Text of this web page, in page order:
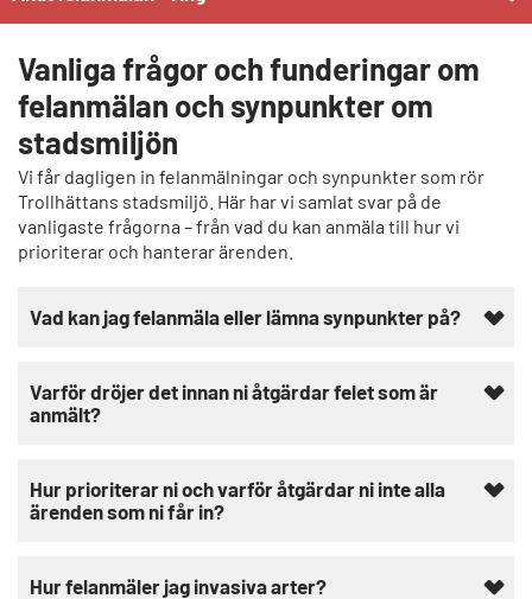
Vanliga frågor och funderingar om
felanmälan och synpunkter om
stadsmiljön
Vi får dagligen in felanmälningar och synpunkter som rör
Trollhättans stadsmiljö. Här har vi samlat svar på de
vanligaste frågorna – från vad du kan anmäla till hur vi
prioriterar och hanterar ärenden.
Vad kan jag felanmäla eller lämna synpunkter på?
Varför dröjer det innan ni åtgärdar felet som är
anmält?
Hur prioriterar ni och varför åtgärdar ni inte alla
ärenden som ni får in?
Hur felanmäler jag invasiva arter?